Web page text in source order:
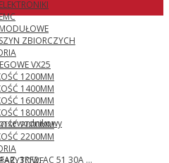
ZBIORCZYCH
VX25
1200MM
1400MM
1600MM
1800MM
2000MM
2200MM
3RF2, AC 51 30A ...